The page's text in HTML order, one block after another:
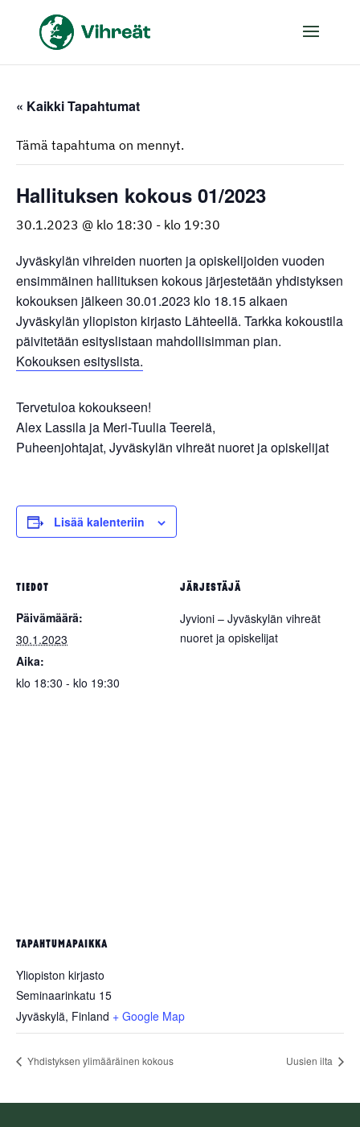
« Kaikki Tapahtumat
Tämä tapahtuma on mennyt.
Hallituksen kokous 01/2023
30.1.2023 @ klo 18:30 - klo 19:30
Jyväskylän vihreiden nuorten ja opiskelijoiden vuoden
ensimmäinen hallituksen kokous järjestetään yhdistyksen
kokouksen jälkeen 30.01.2023 klo 18.15 alkaen
Jyväskylän yliopiston kirjasto Lähteellä. Tarkka kokoustila
päivitetään esityslistaan mahdollisimman pian.
Kokouksen esityslista.
Tervetuloa kokoukseen!
Alex Lassila ja Meri-Tuulia Teerelä,
Puheenjohtajat, Jyväskylän vihreät nuoret ja opiskelijat
Lisää kalenteriin
TIEDOT
Päivämäärä:
30.1.2023
Aika:
klo 18:30 - klo 19:30
JÄRJESTÄJÄ
Jyvioni – Jyväskylän vihreät
nuoret ja opiskelijat
TAPAHTUMAPAIKKA
Yliopiston kirjasto
Seminaarinkatu 15
Jyväskylä, Finland + Google Map
Yhdistyksen ylimääräinen kokous Uusien ilta